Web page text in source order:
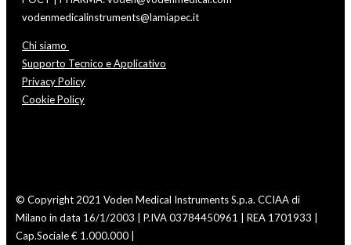
vodenmedicalinstruments@lamiapec.it
Chi siamo
Supporto Tecnico e Applicativo
Privacy Policy
Cookie Policy
© Copyright 2021 Voden Medical Instruments S.p.a. CCIAA di
Milano in data 16/1/2003 | P.IVA 03784450961 | REA 1701933 |
Cap.Sociale € 1.000.000 |